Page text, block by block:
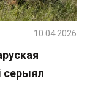
серыял
10.04.2026